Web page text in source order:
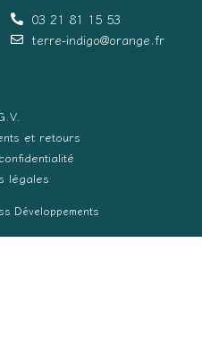
03 21 81 15 53
terre-indigo@orange.fr
et retours
légales
Développements